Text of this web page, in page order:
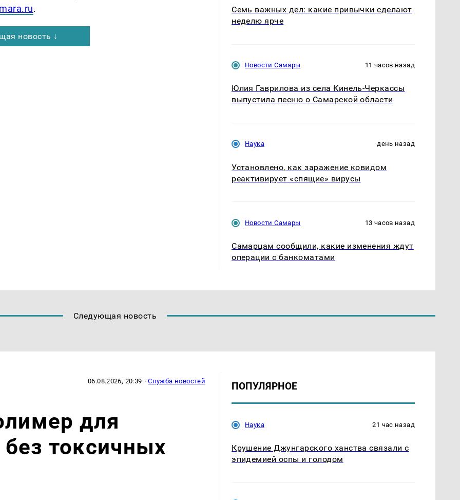
.
новость ↓
Семь важных дел: какие привычки сделают
неделю ярче
Новости Самары 11 часов назад
Юлия Гаврилова из села Кинель-Черкассы
выпустила песню о Самарской области
Наука день назад
Установлено, как заражение ковидом
реактивирует «спящие» вирусы
Новости Самары 13 часов назад
Самарцам сообщили, какие изменения ждут
операции с банкоматами
Следующая новость
06.08.2026, 20:39 ·Служба новостей
для
токсичных
ПОПУЛЯРНОЕ
Наука 21 час назад
Крушение Джунгарского ханства связали с
эпидемией оспы и голодом